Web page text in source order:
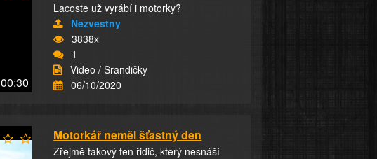
00:30
Lacoste už vyrábí i motorky?
Nezvestny
3838x
1
Video / Srandičky
06/10/2020
Motorkář neměl šťastný den
Zřejmě takový ten řidič, který nesnáší